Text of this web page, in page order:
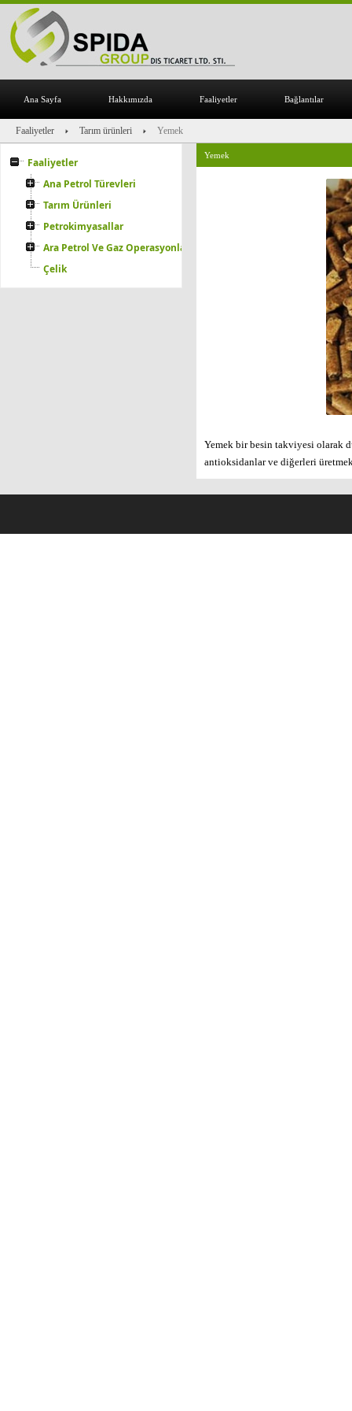
Ana Sayfa Hakkımızda Faaliyetler Bağlantılar
Faaliyetler Tarım ürünleri Yemek
Faaliyetler
Ana Petrol Türevleri
Tarım Ürünleri
Petrokimyasallar
Ara Petrol Ve Gaz Operasyonları
Çelik
Yemek
Yemek bir besin takviyesi olarak
antioksidanlar ve diğerleri